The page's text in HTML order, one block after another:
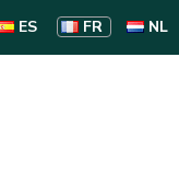
ES FR NL